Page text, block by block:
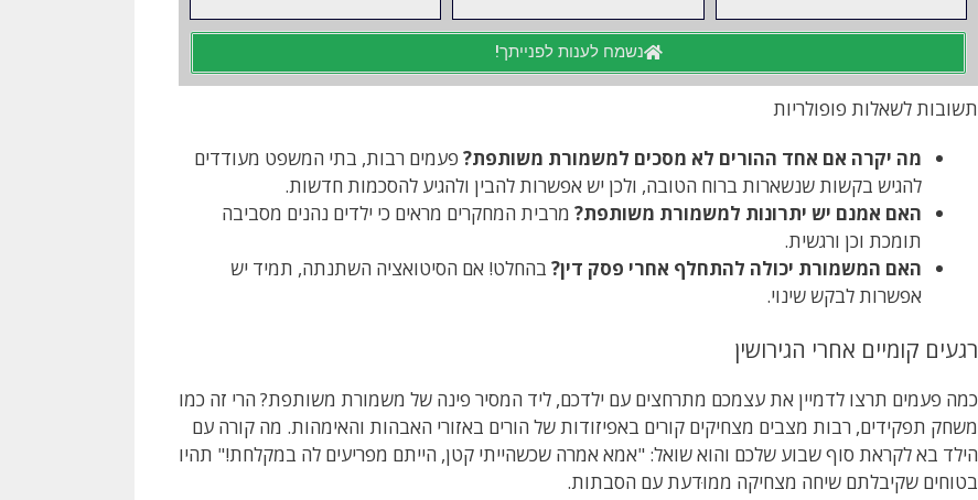
נשמח לענות לפנייתך!
תשובות לשאלות פופולריות
מה יקרה אם אחד ההורים לא מסכים למשמורת משותפת? פעמים רבות, בתי המשפט מעודדים
להגיש בקשות שנשארות ברוח הטובה, ולכן יש אפשרות להבין ולהגיע להסכמות חדשות.
האם אמנם יש יתרונות למשמורת משותפת? מרבית המחקרים מראים כי ילדים נהנים מסביבה
תומכת וכן ורגשית.
האם המשמורת יכולה להתחלף אחרי פסק דין? בהחלט! אם הסיטואציה השתנתה, תמיד יש
אפשרות לבקש שינוי.
רגעים קומיים אחרי הגירושין
כמה פעמים תרצו לדמיין את עצמכם מתרחצים עם ילדכם, ליד המסיר פינה של משמורת משותפת? הרי זה כמו
משחק תפקידים, רבות מצבים מצחיקים קורים באפיזודות של הורים באזורי האבהות והאימהות. מה קורה עם
הילד בא לקראת סוף שבוע שלכם והוא שואל: "אמא אמרה שכשהייתי קטן, הייתם מפריעים לה במקלחת!" תהיו
בטוחים שקיבלתם שיחה מצחיקה ממוּדעת עם הסבתות.